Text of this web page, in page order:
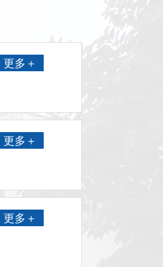
更多＋
更多＋
更多＋